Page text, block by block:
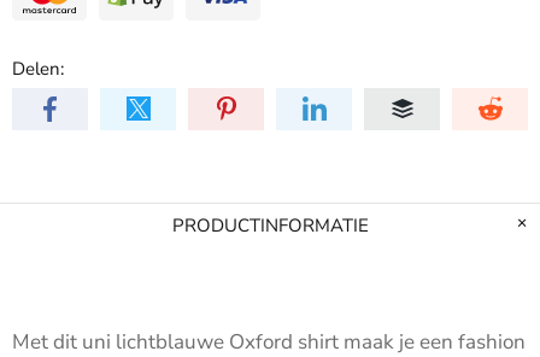
Delen:
PRODUCTINFORMATIE
Met dit uni lichtblauwe Oxford shirt maak je een fashion